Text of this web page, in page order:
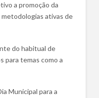
a promoção da
ativas de
do habitual de
para temas como a
Municipal para a